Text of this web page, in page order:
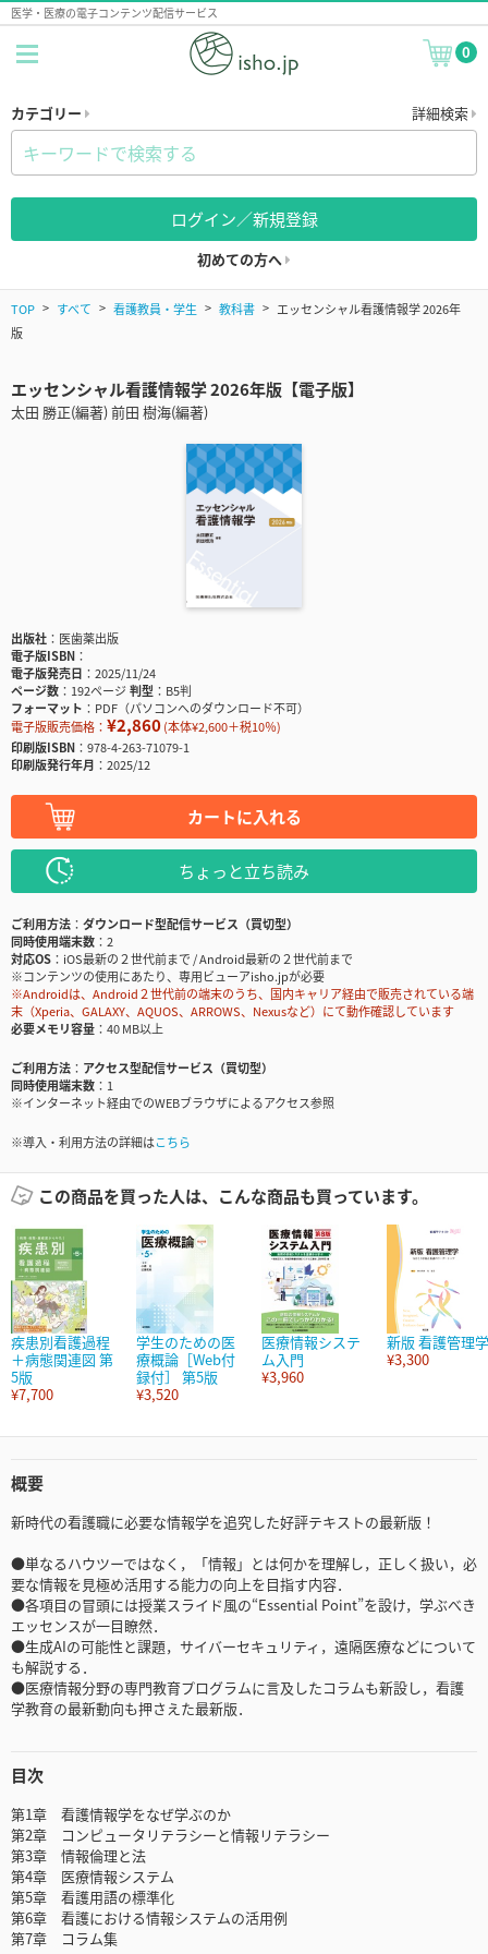
医学・医療の電子コンテンツ配信サービス
0
カテゴリー 詳細検索
ログイン／新規登録
初めての方へ
TOP すべて 看護教員・学生 教科書
エッセンシャル看護情報学 2026年
版
エッセンシャル看護情報学 2026年版【電子版】
太田 勝正(編著) 前田 樹海(編著)
出版社
医歯薬出版
電子版ISBN
電子版発売日
2025/11/24
ページ数
192ページ判型
B5判
フォーマット
PDF（パソコンへのダウンロード不可）
電子版販売価格： ¥2,860(本体¥2,600＋税10％)
印刷版ISBN
978-4-263-71079-1
印刷版発行年月
2025/12
カートに入れる
ちょっと立ち読み
ご利用方法
ダウンロード型配信サービス（買切型）
同時使用端末数
2
対応OS
iOS最新の２世代前まで / Android最新の２世代前まで
※コンテンツの使用にあたり、専用ビューアisho.jpが必要
※Androidは、Android２世代前の端末のうち、国内キャリア経由で販売されている端
末（Xperia、GALAXY、AQUOS、ARROWS、Nexusなど）にて動作確認しています
必要メモリ容量
40 MB以上
ご利用方法
アクセス型配信サービス（買切型）
同時使用端末数
1
※インターネット経由でのWEBブラウザによるアクセス参照
※導入・利用方法の詳細はこちら
この商品を買った人は、こんな商品も買っています。
疾患別看護過程
＋病態関連図 第
5版
¥7,700
学生のための医
療概論［Web付
録付］ 第5版
¥3,520
医療情報システ
ム入門
¥3,960
新版 看護管理学
¥3,300
概要
新時代の看護職に必要な情報学を追究した好評テキストの最新版！
●単なるハウツーではなく，「情報」とは何かを理解し，正しく扱い，必
要な情報を見極め活用する能力の向上を目指す内容．
●各項目の冒頭には授業スライド風の“Essential Point”を設け，学ぶべき
エッセンスが一目瞭然．
●生成AIの可能性と課題，サイバーセキュリティ，遠隔医療などについて
も解説する．
●医療情報分野の専門教育プログラムに言及したコラムも新設し，看護
学教育の最新動向も押さえた最新版．
目次
第1章 看護情報学をなぜ学ぶのか
第2章 コンピュータリテラシーと情報リテラシー
第3章 情報倫理と法
第4章 医療情報システム
第5章 看護用語の標準化
第6章 看護における情報システムの活用例
第7章 コラム集